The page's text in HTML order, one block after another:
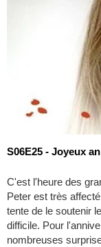
S06E25 - Joyeux
C'est l'heure des
Peter est très
tente de le soutenir
difficile. Pour
nombreuses